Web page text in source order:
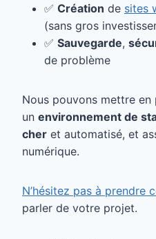
✅ Création de sites
(sans gros
✅ Sauvegarde,
de problème
Nous pouvons mettre
un environnement de
cher et automatisé, et
numérique.
N’hésitez pas à prendre
parler de votre projet.